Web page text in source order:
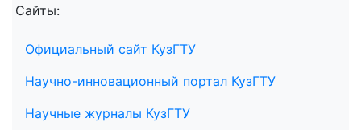
Сайты:
Официальный сайт КузГТУ
Научно-инновационный портал КузГТУ
Научные журналы КузГТУ